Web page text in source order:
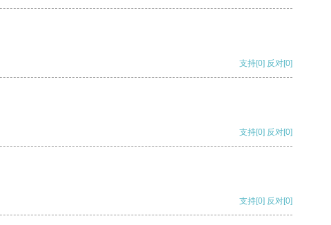
支持[0] 反对[0]
支持[0] 反对[0]
支持[0] 反对[0]